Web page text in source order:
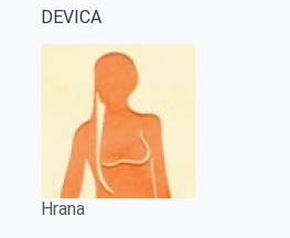
DEVICA
Hrana